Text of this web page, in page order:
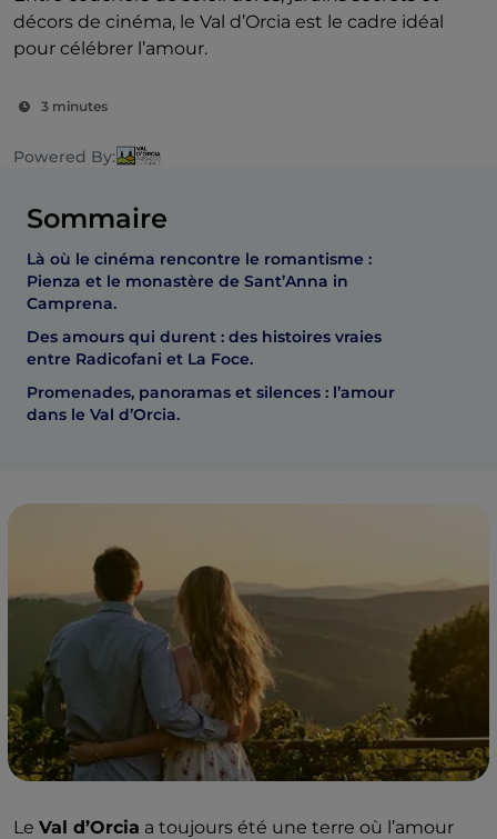
décors de cinéma, le Val d’Orcia est le cadre idéal
pour célébrer l’amour.
3 minutes
Powered By:
Sommaire
Là où le cinéma rencontre le romantisme :
Pienza et le monastère de Sant’Anna in
Camprena.
Des amours qui durent : des histoires vraies
entre Radicofani et La Foce.
Promenades, panoramas et silences : l’amour
dans le Val d’Orcia.
Le Val d’Orcia a toujours été une terre où l’amour